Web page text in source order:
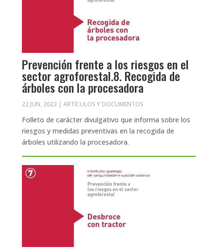
Prevención frente a los riesgos en el
sector agroforestal.8. Recogida de
árboles con la procesadora
22 JUN, 2023 | ARTÍCULOS Y DOCUMENTOS
Folleto de carácter divulgativo que informa sobre los
riesgos y medidas preventivas en la recogida de
árboles utilizando la procesadora.